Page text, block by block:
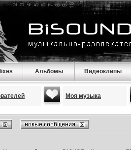
Альбомы Видеоклипы
Моя музыка